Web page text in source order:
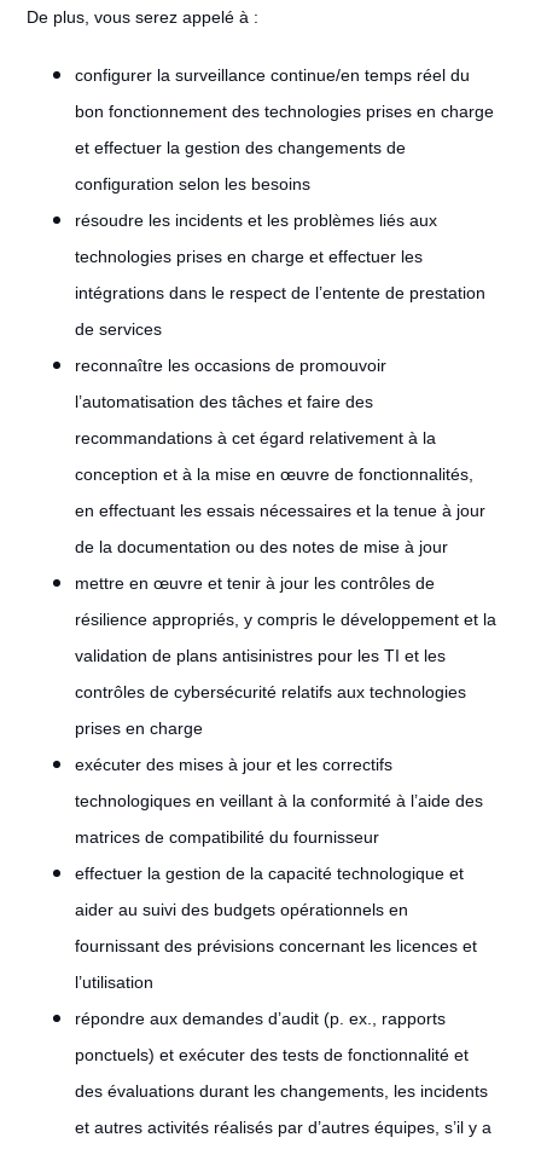
De plus, vous serez appelé à :
configurer la surveillance continue/en temps réel du
bon fonctionnement des technologies prises en charge
et effectuer la gestion des changements de
configuration selon les besoins
résoudre les incidents et les problèmes liés aux
technologies prises en charge et effectuer les
intégrations dans le respect de l’entente de prestation
de services
reconnaître les occasions de promouvoir
l’automatisation des tâches et faire des
recommandations à cet égard relativement à la
conception et à la mise en œuvre de fonctionnalités,
en effectuant les essais nécessaires et la tenue à jour
de la documentation ou des notes de mise à jour
mettre en œuvre et tenir à jour les contrôles de
résilience appropriés, y compris le développement et la
validation de plans antisinistres pour les TI et les
contrôles de cybersécurité relatifs aux technologies
prises en charge
exécuter des mises à jour et les correctifs
technologiques en veillant à la conformité à l’aide des
matrices de compatibilité du fournisseur
effectuer la gestion de la capacité technologique et
aider au suivi des budgets opérationnels en
fournissant des prévisions concernant les licences et
l’utilisation
répondre aux demandes d’audit (p. ex., rapports
ponctuels) et exécuter des tests de fonctionnalité et
des évaluations durant les changements, les incidents
et autres activités réalisés par d’autres équipes, s’il y a